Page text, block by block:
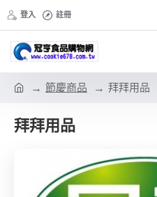
登入 註冊
節慶商品 拜拜用品
拜拜用品